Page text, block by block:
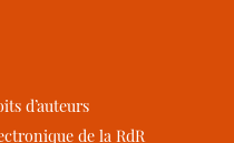
d’auteurs
de la RdR